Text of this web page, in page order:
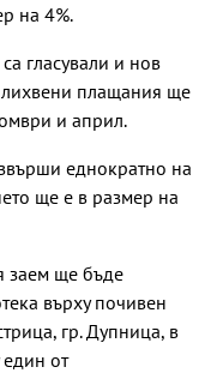
на 4%.
гласували и нов
лихвени плащания ще
и април.
еднократно на
ще е в размер на
заем ще бъде
върху почивен
гр. Дупница, в
един от